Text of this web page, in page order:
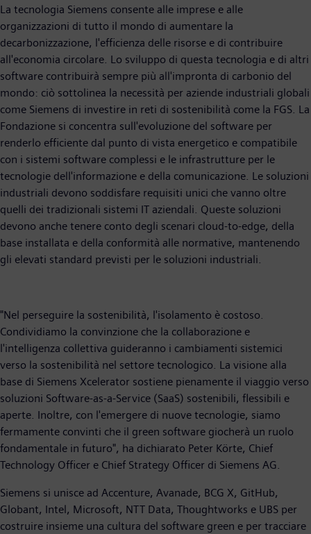
La tecnologia Siemens consente alle imprese e alle
organizzazioni di tutto il mondo di aumentare la
decarbonizzazione, l'efficienza delle risorse e di contribuire
all'economia circolare. Lo sviluppo di questa tecnologia e di altri
software contribuirà sempre più all'impronta di carbonio del
mondo: ciò sottolinea la necessità per aziende industriali globali
come Siemens di investire in reti di sostenibilità come la FGS. La
Fondazione si concentra sull'evoluzione del software per
renderlo efficiente dal punto di vista energetico e compatibile
con i sistemi software complessi e le infrastrutture per le
tecnologie dell'informazione e della comunicazione. Le soluzioni
industriali devono soddisfare requisiti unici che vanno oltre
quelli dei tradizionali sistemi IT aziendali. Queste soluzioni
devono anche tenere conto degli scenari cloud-to-edge, della
base installata e della conformità alle normative, mantenendo
gli elevati standard previsti per le soluzioni industriali.
"Nel perseguire la sostenibilità, l'isolamento è costoso.
Condividiamo la convinzione che la collaborazione e
l'intelligenza collettiva guideranno i cambiamenti sistemici
verso la sostenibilità nel settore tecnologico. La visione alla
base di Siemens Xcelerator sostiene pienamente il viaggio verso
soluzioni Software-as-a-Service (SaaS) sostenibili, flessibili e
aperte. Inoltre, con l'emergere di nuove tecnologie, siamo
fermamente convinti che il green software giocherà un ruolo
fondamentale in futuro", ha dichiarato Peter Körte, Chief
Technology Officer e Chief Strategy Officer di Siemens AG.
Siemens si unisce ad Accenture, Avanade, BCG X, GitHub,
Globant, Intel, Microsoft, NTT Data, Thoughtworks e UBS per
costruire insieme una cultura del software green e per tracciare